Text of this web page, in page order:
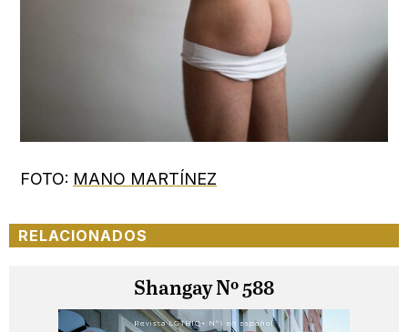
FOTO: MANO MARTÍNEZ
RELACIONADOS
Shangay Nº 588